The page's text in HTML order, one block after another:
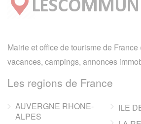
Mairie et office de tourisme de
vacances, campings, annonces
Les regions de France
AUVERGNE RHONE-
ALPES
ILE